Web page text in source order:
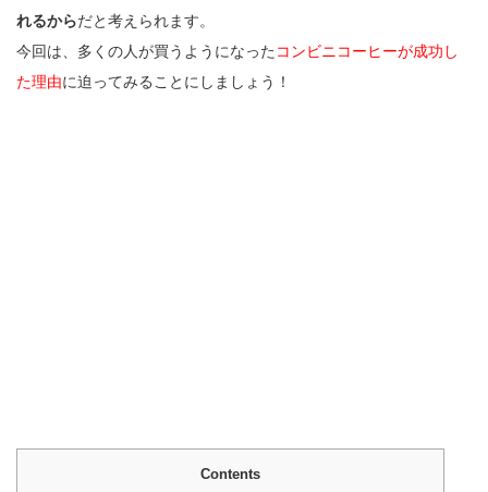
れるからだと考えられます。
今回は、多くの人が買うようになった コンビニコーヒーが成功し
た理由に迫ってみることにしましょう！
Contents